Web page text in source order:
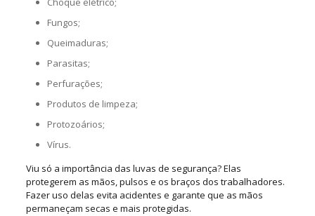
Fungos;
Queimaduras;
Parasitas;
Perfurações;
Produtos de limpeza;
Protozoários;
Vírus.
Viu só a importância das luvas de segurança? Elas
protegerem as mãos, pulsos e os braços dos trabalhadores.
Fazer uso delas evita acidentes e garante que as mãos
permaneçam secas e mais protegidas.